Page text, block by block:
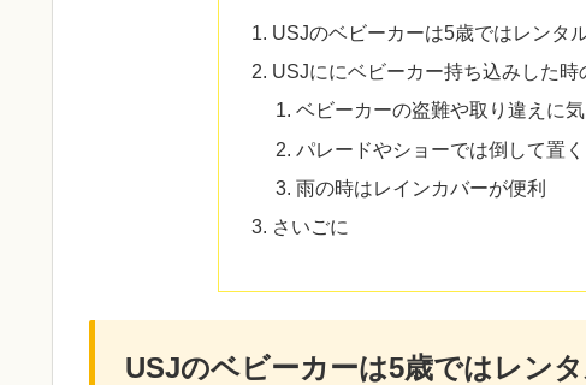
USJのベビーカーは5歳ではレンタ
USJににベビーカー持ち込みした時
ベビーカーの盗難や取り違えに
パレードやショーでは倒して置く
雨の時はレインカバーが便利
さいごに
USJのベビーカーは5歳ではレン